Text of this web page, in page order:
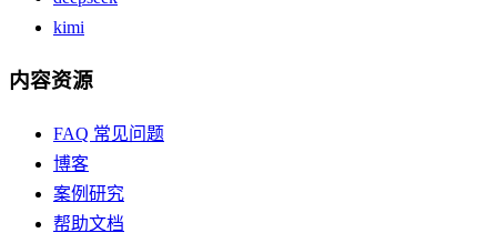
kimi
内容资源
FAQ 常见问题
博客
案例研究
帮助文档